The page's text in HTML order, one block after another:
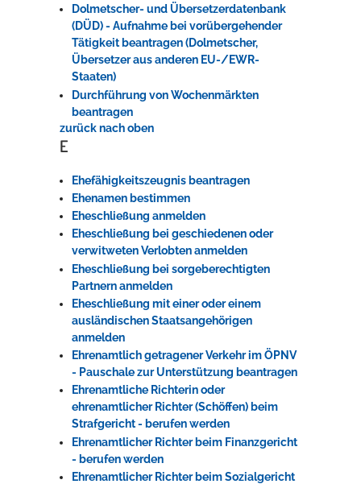
Dolmetscher- und Übersetzerdatenbank
(DÜD) - Aufnahme bei vorübergehender
Tätigkeit beantragen (Dolmetscher,
Übersetzer aus anderen EU-/EWR-
Staaten)
Durchführung von Wochenmärkten
beantragen
zurück nach oben
E
Ehefähigkeitszeugnis beantragen
Ehenamen bestimmen
Eheschließung anmelden
Eheschließung bei geschiedenen oder
verwitweten Verlobten anmelden
Eheschließung bei sorgeberechtigten
Partnern anmelden
Eheschließung mit einer oder einem
ausländischen Staatsangehörigen
anmelden
Ehrenamtlich getragener Verkehr im ÖPNV
- Pauschale zur Unterstützung beantragen
Ehrenamtliche Richterin oder
ehrenamtlicher Richter (Schöffen) beim
Strafgericht - berufen werden
Ehrenamtlicher Richter beim Finanzgericht
- berufen werden
Ehrenamtlicher Richter beim Sozialgericht